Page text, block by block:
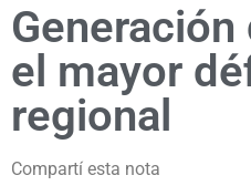
el mayor
regional
Compartí esta nota